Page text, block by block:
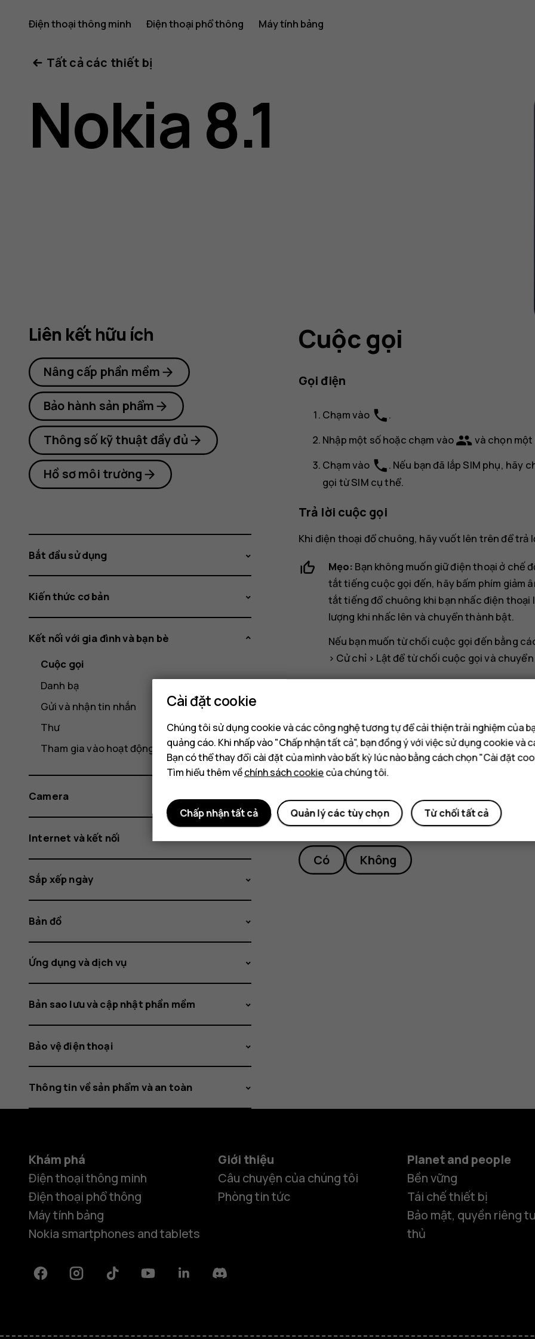
Hướng
dẫn
sử
8.1
Điện thoại thông minh Điện thoại phổ thông Máy tính bảng
Tất cả các thiết bị
Nokia 8.1
Cuộc gọi
Gọi điện
Chạm vào phone.
Nhập một số hoặc chạm vàogroup và chọn một
Chạm vào phone. Nếu bạn đã lắp SIM phụ, hãy
gọi từ SIM cụ thể.
Trả lời cuộc gọi
Khi điện thoại đổ chuông, hãy vuốt lên trên để trả
Mẹo: Bạn không muốn giữ điện thoại ở chế
tắt tiếng cuộc gọi đến, hãy bấm phím giảm
tắt tiếng đổ chuông khi bạn nhấc điện thoại
lượng khi nhấc lên và chuyển thành bật.
Nếu bạn muốn từ chối cuộc gọi đến bằng
> Cử chỉ> Lật để từ chối cuộc gọivà
Để từ chối cuộc gọi, hãy vuốt xuống.
Bạn tìm được thông tin hữu ích
Có Không
Liên kết hữu ích
Nâng cấp phần mềm
Bảo hành sản phẩm
Thông số kỹ thuật đầy đủ
Hồ sơ môi trường
Bắt đầu sử dụng
Kiến thức cơ bản
Kết nối với gia đình và bạn bè
Cuộc gọi
Danh bạ
Gửi và nhận tin nhắn
Thư
Tham gia vào hoạt động xã hội
Camera
Internet và kết nối
Sắp xếp ngày
Bản đồ
Ứng dụng và dịch vụ
Bản sao lưu và cập nhật phần mềm
Bảo vệ điện thoại
Thông tin về sản phẩm và an toàn
Khám phá
Điện thoại thông minh
Điện thoại phổ thông
Máy tính bảng
Nokia smartphones and tablets
Giới thiệu
Câu chuyện của chúng tôi
Phòng tin tức
Planet and people
Bền vững
Tái chế thiết bị
Bảo mật, quyền riêng
thủ
FacebookInstagramTiktok YoutubeLinkedinDiscord
Cài đặt cookie
Chúng tôi sử dụng cookie và các công nghệ tương tự để cải thiện trải nghiệm của
quảng cáo. Khi nhấp vào "Chấp nhận tất cả", bạn đồng ý với việc sử dụng cookie và
Bạn có thể thay đổi cài đặt của mình vào bất kỳ lúc nào bằng cách chọn "Cài đặt
Tìm hiểu thêm vềchính sách cookiecủa chúng tôi.
Từ chối tất cả
Quản lý các tùy chọn
Chấp nhận tất cả